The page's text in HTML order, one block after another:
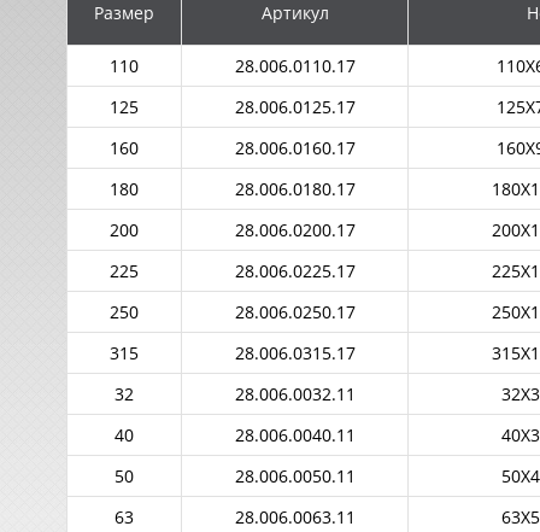
Размер Артикул
110 28.006.0110.17
125
28.006.0125.17
160
28.006.0160.17
180
28.006.0180.17
200
28.006.0200.17
225
28.006.0225.17
250
28.006.0250.17
315
28.006.0315.17
32
28.006.0032.11
40
28.006.0040.11
50
28.006.0050.11
63
28.006.0063.11